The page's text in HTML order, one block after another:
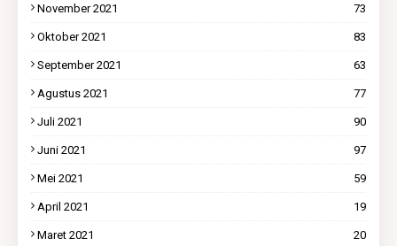
November 2021 73
Oktober 2021 83
September 2021 63
Agustus 2021 77
Juli 2021 90
Juni 2021 97
Mei 2021 59
April 2021 19
Maret 2021 20